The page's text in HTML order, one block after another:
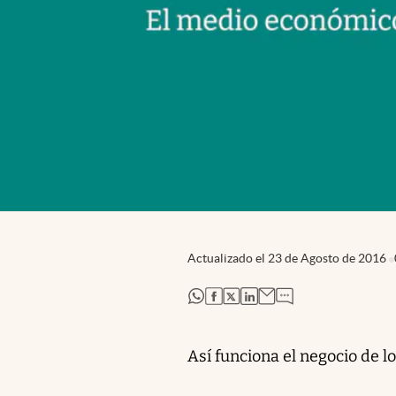
Actualizado el 23 de Agosto de 2016
abre en nueva pestaña
abre en nueva pestaña
abre en nueva pestaña
abre en nueva pestaña
Así funciona el negocio de